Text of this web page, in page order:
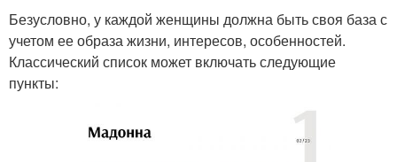
Безусловно, у каждой женщины должна быть своя база с
учетом ее образа жизни, интересов, особенностей.
Классический список может включать следующие
пункты: